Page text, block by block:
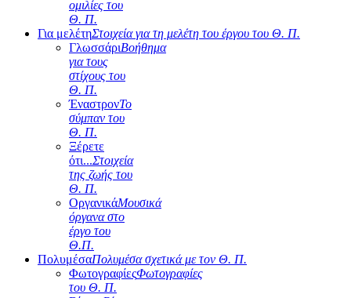
ομιλίες του
Θ. Π.
Για μελέτηΣτοιχεία για τη μελέτη του έργου του Θ. Π.
ΓλωσσάριΒοήθημα
για τους
στίχους του
Θ. Π.
ΈναστρονΤο
σύμπαν του
Θ. Π.
Ξέρετε
ότι...Στοιχεία
της ζωής του
Θ. Π.
ΟργανικάΜουσικά
όργανα στο
έργο του
Θ.Π.
ΠολυμέσαΠολυμέσα σχετικά με τον Θ. Π.
ΦωτογραφίεςΦωτογραφίες
του Θ. Π.